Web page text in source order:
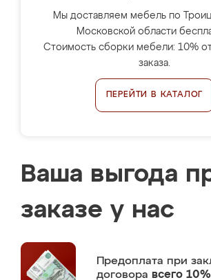
Мы доставляем мебель по
Московской области
Стоимость сборки мебели: 10%
заказа.
ПЕРЕЙТИ В КАТАЛОГ
Ваша выгода
заказе у нас
Предоплата при
договора всего 10%